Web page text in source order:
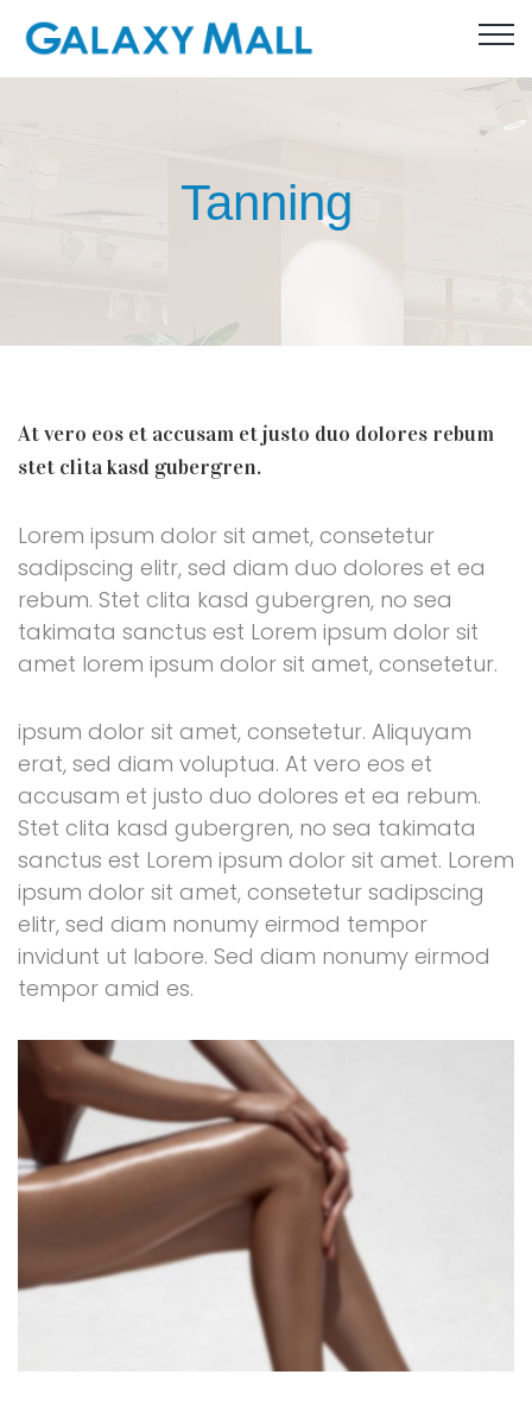
Tanning
At vero eos et accusam et justo duo dolores rebum
stet clita kasd gubergren.
Lorem ipsum dolor sit amet, consetetur
sadipscing elitr, sed diam duo dolores et ea
rebum. Stet clita kasd gubergren, no sea
takimata sanctus est Lorem ipsum dolor sit
amet lorem ipsum dolor sit amet, consetetur.
ipsum dolor sit amet, consetetur. Aliquyam
erat, sed diam voluptua. At vero eos et
accusam et justo duo dolores et ea rebum.
Stet clita kasd gubergren, no sea takimata
sanctus est Lorem ipsum dolor sit amet. Lorem
ipsum dolor sit amet, consetetur sadipscing
elitr, sed diam nonumy eirmod tempor
invidunt ut labore. Sed diam nonumy eirmod
tempor amid es.